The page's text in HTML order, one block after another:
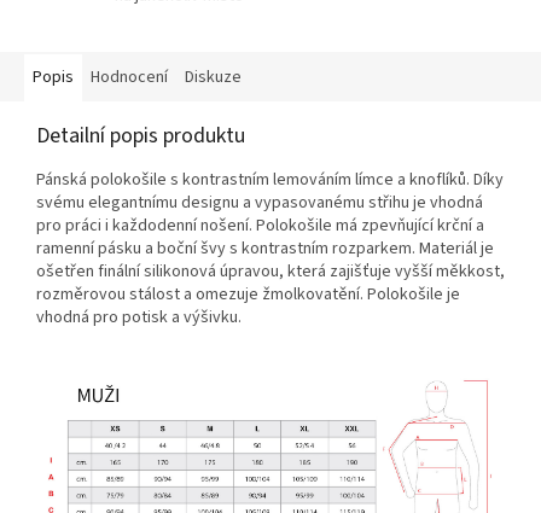
Popis Hodnocení Diskuze
Detailní popis produktu
Pánská polokošile s kontrastním lemováním límce a knoflíků. Díky
svému elegantnímu designu a vypasovanému střihu je vhodná
pro práci i každodenní nošení. Polokošile má zpevňující krční a
ramenní pásku a boční švy s kontrastním rozparkem. Materiál je
ošetřen finální silikonová úpravou, která zajišťuje vyšší měkkost,
rozměrovou stálost a omezuje žmolkovatění. Polokošile je
vhodná pro potisk a výšivku.